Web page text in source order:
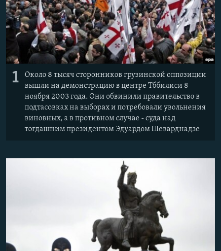
1
Около 8 тысяч сторонников грузинской оппозиции
вышли на демонстрацию в центре Тббилиси 8
ноября 2003 года. Они обвинили правительство в
подтасовках на выборах и потребовали увольнения
виновных, а в противном случае - суда над
тогдашним президентом Эдуардом Шеварднадзе